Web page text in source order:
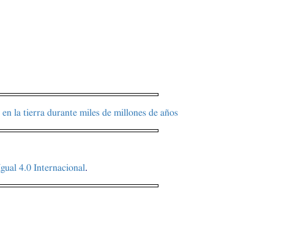
la tierra durante miles de millones de años
4.0 Internacional.